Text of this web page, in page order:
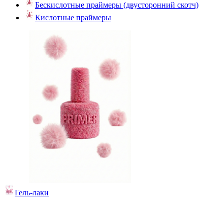
Бескислотные праймеры (двусторонний скотч)
Кислотные праймеры
Гель-лаки